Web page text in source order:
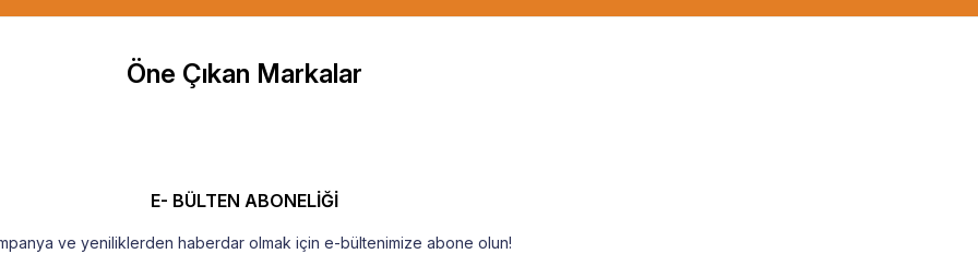
ederim.
Öne Çıkan Markalar
E- BÜLTEN ABONELİĞİ
ve yeniliklerden haberdar olmak için e-bültenimize abone olun!